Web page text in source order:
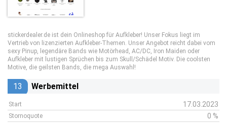
stickerdealer.de ist dein Onlineshop für Aufkleber! Unser Fokus liegt im
Vertrieb von lizenzierten Aufkleber-Themen. Unser Angebot reicht dabei vom
sexy Pinup, legendäre Bands wie Motörhead, AC/DC, Iron Maiden oder
Aufkleber mit lustigen Sprüchen bis zum Skull/Schädel Motiv. Die coolsten
Motive, die geilsten Bands, die mega Auswahl!
13 Werbemittel
Start 17.03.2023
Stornoquote 0 %